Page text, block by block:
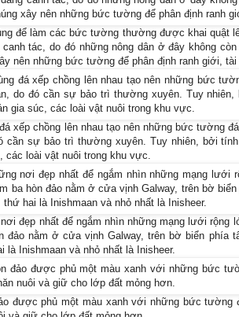
để làm các bức tường thường được khai quật
tác, do đó những nông dân ở đây không
nên những bức tường để phân định ranh giới,
xếp chồng lên nhau tạo nên những bức tường
cần sự bảo trì thường xuyên. Tuy nhiên, bởi
các loài vật nuôi trong khu vực.
đẹp nhất để ngắm nhìn những mạng lưới
đảo nằm ở cửa vịnh Galway, trên bờ biển phía
là Inishmaan và nhỏ nhất là Inisheer.
được phủ một màu xanh với những bức tường